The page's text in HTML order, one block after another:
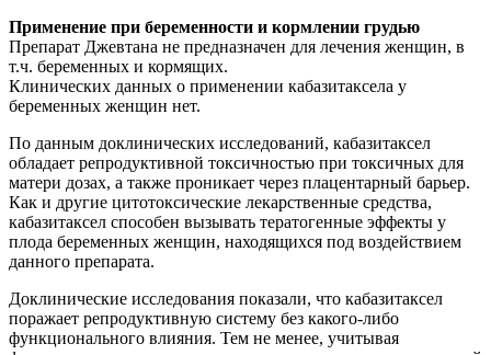
Применение при беременности и кормлении грудью
Препарат Джевтана не предназначен для лечения женщин, в
т.ч. беременных и кормящих.
Клинических данных о применении кабазитаксела у
беременных женщин нет.
По данным доклинических исследований, кабазитаксел
обладает репродуктивной токсичностью при токсичных для
матери дозах, а также проникает через плацентарный барьер.
Как и другие цитотоксические лекарственные средства,
кабазитаксел способен вызывать тератогенные эффекты у
плода беременных женщин, находящихся под воздействием
данного препарата.
Доклинические исследования показали, что кабазитаксел
поражает репродуктивную систему без какого-либо
функционального влияния. Тем не менее, учитывая